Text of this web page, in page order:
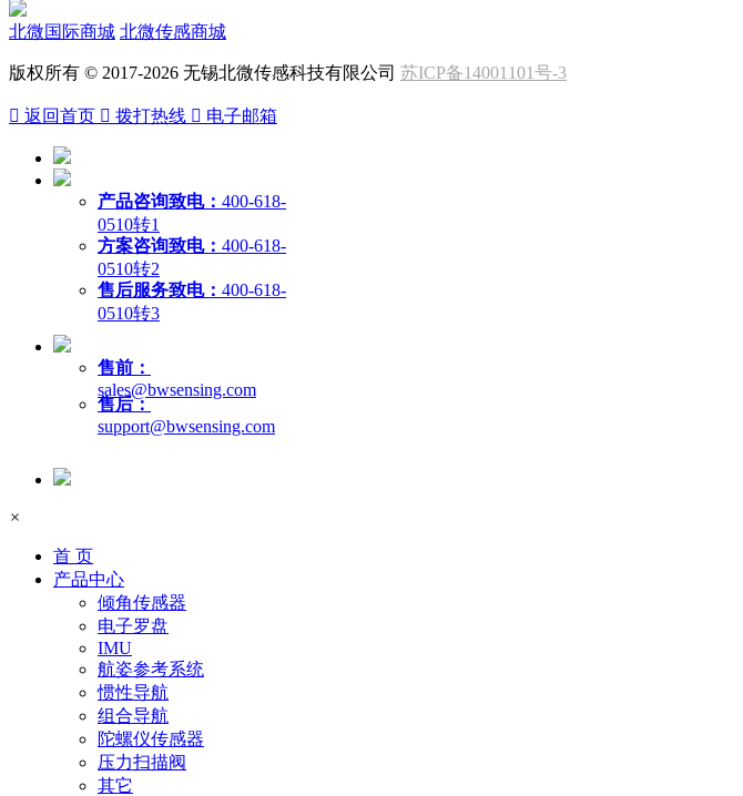
北微国际商城 北微传感商城
版权所有 © 2017-2026 无锡北微传感科技有限公司 苏ICP备14001101号-3
 返回首页  拨打热线  电子邮箱
产品咨询致电： 400-618-
0510转1
方案咨询致电： 400-618-
0510转2
售后服务致电： 400-618-
0510转3
售前：
sales@bwsensing.com
售后：
support@bwsensing.com
×
首 页
产品中心
倾角传感器
电子罗盘
IMU
航姿参考系统
惯性导航
组合导航
陀螺仪传感器
压力扫描阀
其它